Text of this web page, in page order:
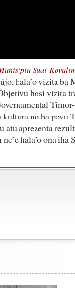
Suai-
hala’o vizita ba
hosi vizita
kultura no ba povu
atu aprezenta
hala’o ona iha